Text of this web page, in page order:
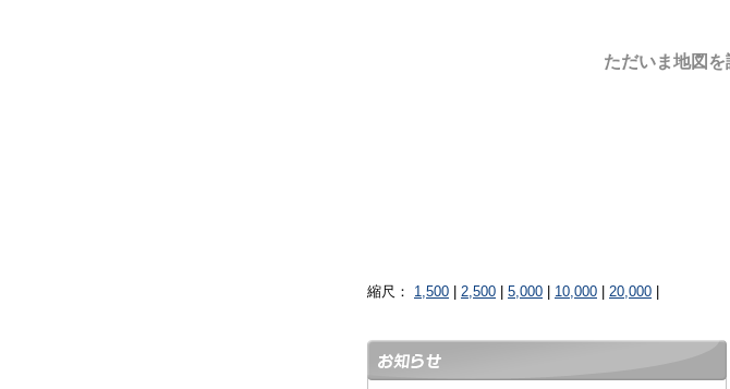
ただいま地図
縮尺： 1,500 2,500 5,000 10,000 20,000